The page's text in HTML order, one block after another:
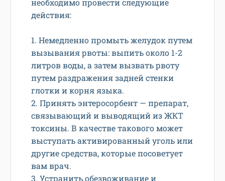
необходимо провести следующие
действия:
1. Немедленно промыть желудок путем
вызывания рвоты: выпить около 1-2
литров воды, а затем вызвать рвоту
путем раздражения задней стенки
глотки и корня языка.
2. Принять энтеросорбент — препарат,
связывающий и выводящий из ЖКТ
токсины. В качестве такового может
выступать активированный уголь или
другие средства, которые посоветует
вам врач.
3. Устранить обезвоживание и